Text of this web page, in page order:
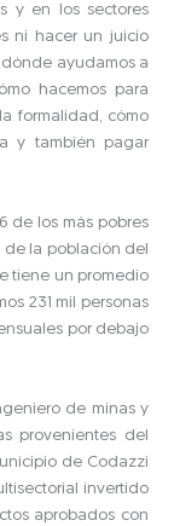
y en los sectores
ni hacer un juicio
dónde ayudamos a
hacemos para
formalidad, cómo
y también pagar
de los más pobres
de la población del
tiene un promedio
231 mil personas
por debajo
de minas y
provenientes del
de Codazzi
invertido
aprobados con